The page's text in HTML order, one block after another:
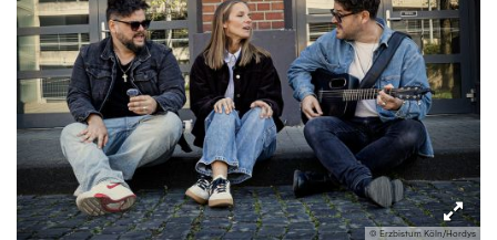
© Erzbistum Köln/Hordys